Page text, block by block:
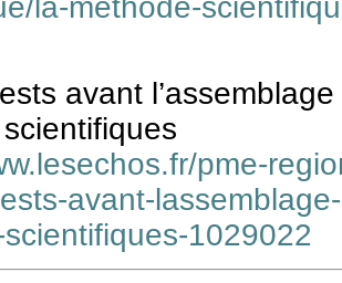
avant
pme-
avant-
1029022